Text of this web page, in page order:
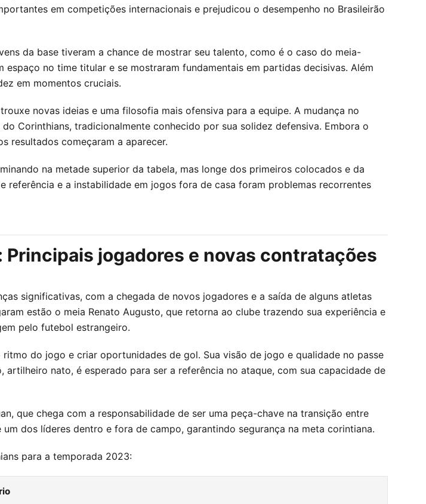
em competições internacionais e prejudicou o desempenho no Brasileirão
da base tiveram a chance de mostrar seu talento, como é o caso do meia-
no time titular e se mostraram fundamentais em partidas decisivas. Além
em momentos cruciais.
novas ideias e uma filosofia mais ofensiva para a equipe. A mudança no
Corinthians, tradicionalmente conhecido por sua solidez defensiva. Embora o
resultados começaram a aparecer.
na metade superior da tabela, mas longe dos primeiros colocados e da
e a instabilidade em jogos fora de casa foram problemas recorrentes
jogadores e novas contratações
significativas, com a chegada de novos jogadores e a saída de alguns atletas
estão o meia Renato Augusto, que retorna ao clube trazendo sua experiência e
pelo futebol estrangeiro.
do jogo e criar oportunidades de gol. Sua visão de jogo e qualidade no passe
nato, é esperado para ser a referência no ataque, com sua capacidade de
que chega com a responsabilidade de ser uma peça-chave na transição entre
dos líderes dentro e fora de campo, garantindo segurança na meta corintiana.
para a temporada 2023: